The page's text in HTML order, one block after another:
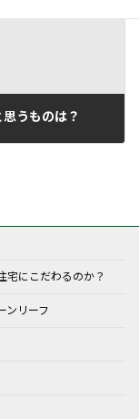
うものは？
宅にこだわるのか？
ンリーフ